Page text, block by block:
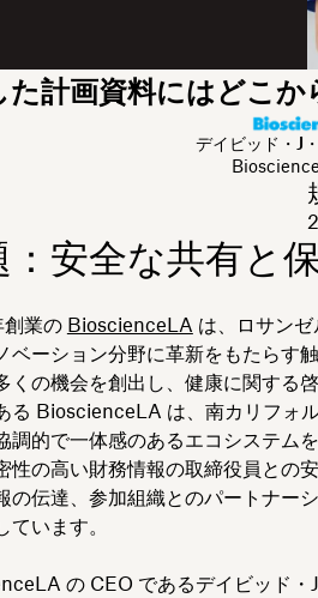
た計画資料にはどこ
デイビッド・J
：安全な共有と
業の BioscienceLA は、ロサン
ベーション分野に革新をもたらす
くの機会を創出し、健康に関する
る BioscienceLA は、南カリフォ
調的で一体感のあるエコシステム
性の高い財務情報の取締役員との
の伝達、参加組織とのパートナー
ています。
の CEO であるデイビッド